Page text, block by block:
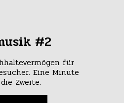
#2
für
Eine Minute
Zweite.